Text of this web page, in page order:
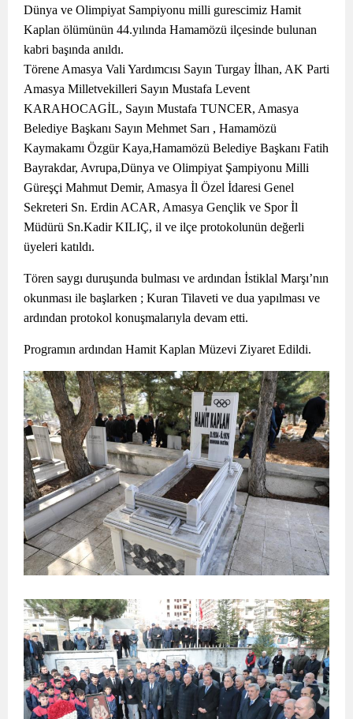
Dünya ve Olimpiyat Sampiyonu milli gurescimiz Hamit
Kaplan ölümünün 44.yılında Hamamözü ilçesinde bulunan
kabri başında anıldı.
Törene Amasya Vali Yardımcısı Sayın Turgay İlhan, AK Parti
Amasya Milletvekilleri Sayın Mustafa Levent
KARAHOCAGİL, Sayın Mustafa TUNCER, Amasya
Belediye Başkanı Sayın Mehmet Sarı , Hamamözü
Kaymakamı Özgür Kaya,Hamamözü Belediye Başkanı Fatih
Bayrakdar, Avrupa,Dünya ve Olimpiyat Şampiyonu Milli
Güreşçi Mahmut Demir, Amasya İl Özel İdaresi Genel
Sekreteri Sn. Erdin ACAR, Amasya Gençlik ve Spor İl
Müdürü Sn.Kadir KILIÇ, il ve ilçe protokolunün değerli
üyeleri katıldı.
Tören saygı duruşunda bulması ve ardından İstiklal Marşı’nın
okunması ile başlarken ; Kuran Tilaveti ve dua yapılması ve
ardından protokol konuşmalarıyla devam etti.
Programın ardından Hamit Kaplan Müzevi Ziyaret Edildi.